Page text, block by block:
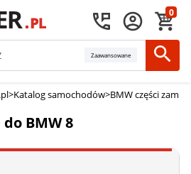
0
Zaawansowane
>Katalog samochodów>BMW części
BMW 8